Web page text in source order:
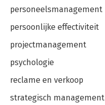
personeelsmanagement
persoonlijke effectiviteit
projectmanagement
psychologie
reclame en verkoop
strategisch management